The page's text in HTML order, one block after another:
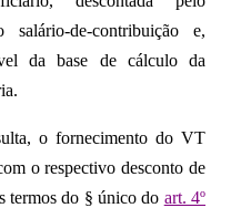
salário-de-contribuição e,
da base de cálculo da
o fornecimento do VT
o respectivo desconto de
termos do § único do art. 4º